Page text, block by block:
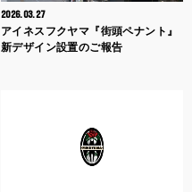
2026.03.27
アイネスフクヤマ『街頭ペナント』
新デザイン設置のご報告